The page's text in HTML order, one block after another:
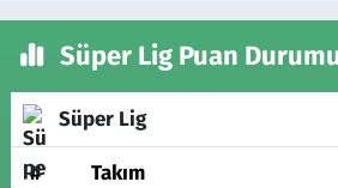
Süper Lig Puan
Süper Lig
# Takım